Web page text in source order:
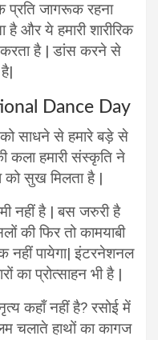
प्रति जागरूक रहना
और ये हमारी शारीरिक
है | डांस करने से
Dance Day
साधने से हमारे बड़े से
कला हमारी संस्कृति ने
को सुख मिलता है |
नहीं है | बस जरुरी है
की फिर तो कामयाबी
पायेगा| इंटरनेशनल
का प्रोत्साहन भी है |
कहाँ नहीं है? रसोई में
चलाते हाथों का कागज